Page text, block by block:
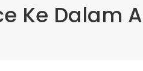
Ke Dalam